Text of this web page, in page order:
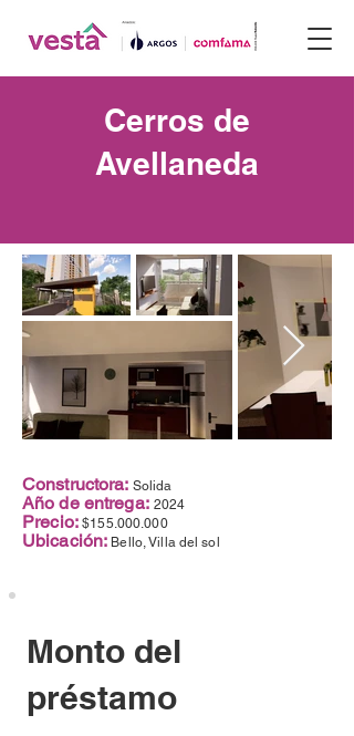
Cerros de
Avellaneda
Constructora: Solida
Año de entrega: 2024
Precio: $155.000.000
Ubicación: Bello, Villa del sol
Monto del
préstamo